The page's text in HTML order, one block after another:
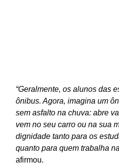
“Geralmente, os alunos das
ônibus. Agora, imagina um
sem asfalto na chuva: abre
vem no seu carro ou na sua
dignidade tanto para os
quanto para quem trabalha
afirmou.